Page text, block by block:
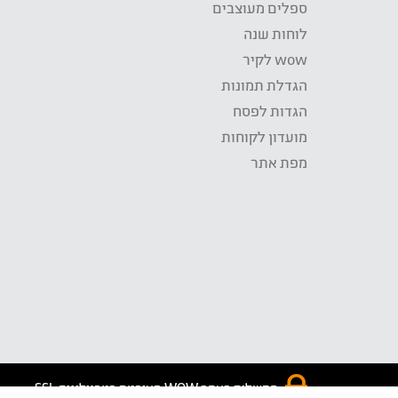
ספלים מעוצבים
לוחות שנה
wow לקיר
הגדלת תמונות
הגדות לפסח
מועדון לקוחות
מפת אתר
התשלום באתר WOW מאובטח בטכנולוגית SSL